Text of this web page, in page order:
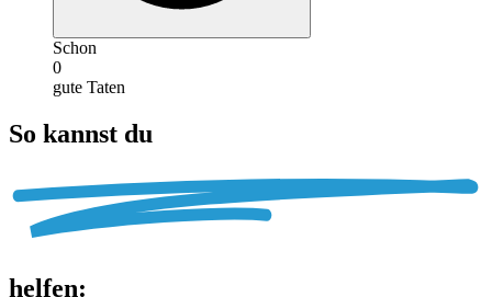
Schon
0
gute Taten
So kannst du
helfen: